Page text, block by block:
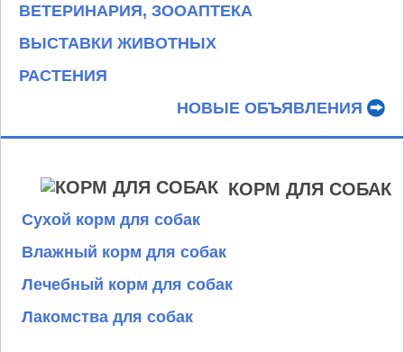
ВЕТЕРИНАРИЯ, ЗООАПТЕКА
ВЫСТАВКИ ЖИВОТНЫХ
РАСТЕНИЯ
НОВЫЕ ОБЪЯВЛЕНИЯ
КОРМ ДЛЯ СОБАК
Сухой корм для собак
Влажный корм для собак
Лечебный корм для собак
Лакомства для собак